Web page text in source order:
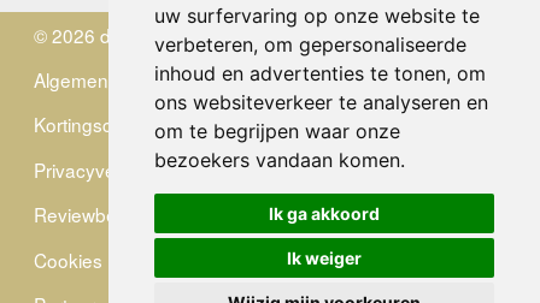
uw surfervaring op onze website te
verbeteren, om gepersonaliseerde
inhoud en advertenties te tonen, om
ons websiteverkeer te analyseren en
om te begrijpen waar onze
bezoekers vandaan komen.
Ik ga akkoord
Ik weiger
© 2026 de Zwerver
Algemene Voorwaarden
Kortingscode
Privacyverklaring
Reviewbeleid
Cookies